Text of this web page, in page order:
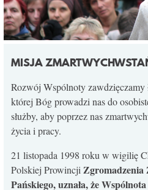
MISJA
Rozwój Wspólnoty zawdzięczamy
której Bóg prowadzi nas do
służby, aby poprzez nas
życia i pracy.
21 listopada 1998 roku w wigilię
Polskiej Prowincji
Pańskiego, uznała, że